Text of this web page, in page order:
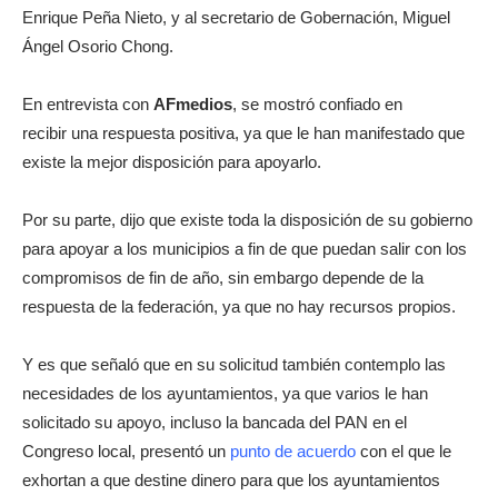
Enrique Peña Nieto, y al secretario de Gobernación, Miguel
Ángel Osorio Chong.
En entrevista con AFmedios, se mostró confiado en
recibir una respuesta positiva, ya que le han manifestado que
existe la mejor disposición para apoyarlo.
Por su parte, dijo que existe toda la disposición de su gobierno
para apoyar a los municipios a fin de que puedan salir con los
compromisos de fin de año, sin embargo depende de la
respuesta de la federación, ya que no hay recursos propios.
Y es que señaló que en su solicitud también contemplo las
necesidades de los ayuntamientos, ya que varios le han
solicitado su apoyo, incluso la bancada del PAN en el
Congreso local, presentó un punto de acuerdo con el que le
exhortan a que destine dinero para que los ayuntamientos